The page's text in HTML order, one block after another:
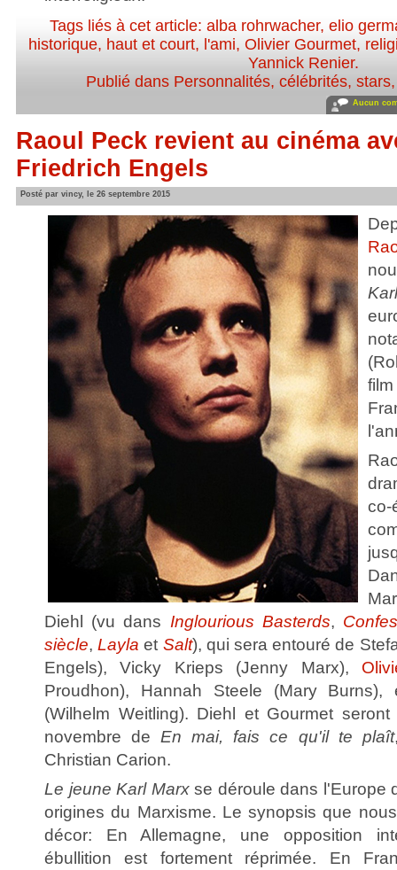
Tags liés à cet article: alba rohrwacher, elio
historique, haut et court, l'ami, Olivier Gourmet,
Yannick Renier.
Publié dans Personnalités, célébrités, stars
Aucun
Raoul Peck revient au cinéma
Friedrich Engels
Posté par vincy, le 26 septembre 2015
Diehl (vu dans Inglourious Basterds,
siècle,Layla et Salt), qui sera entouré de
Engels), Vicky Krieps (Jenny Marx),
Proudhon), Hannah Steele (Mary Burns),
(Wilhelm Weitling). Diehl et Gourmet
novembre deEn mai, fais ce qu'il te plaît
Christian Carion.
Le jeune Karl Marxse déroule dans l'Europe
origines du Marxisme. Le synopsis que
décor: En Allemagne, une opposition
ébullition est fortement réprimée. En